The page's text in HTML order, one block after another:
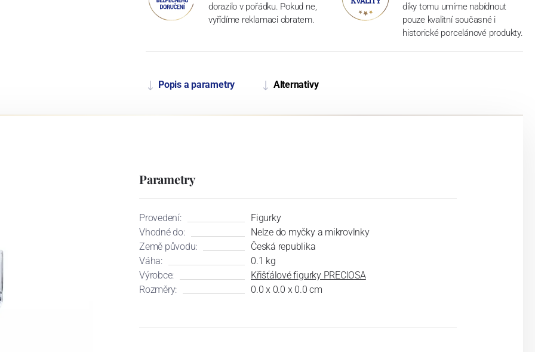
dorazilo v pořádku. Pokud ne,
vyřídíme reklamaci obratem.
díky tomu umíme nabídnout
pouze kvalitní současné i
historické porcelánové produkty.
Popis a parametry Alternativy
Parametry
Provedení:
Figurky
Vhodné do:
Nelze do myčky a mikrovlnky
Země původu:
Česká republika
Váha:
0.1 kg
Výrobce:
Křišťálové figurky PRECIOSA
Rozměry:
0.0 x 0.0 x 0.0 cm